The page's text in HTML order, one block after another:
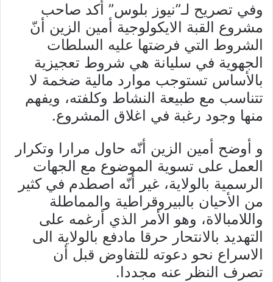
وفي تصريح لـ”نيوز بلوس” أكد صاحب
مشروع القبة الايكولوجية أمين الزين أنّ
الشروط التي فرضتها عليه السلطات
الجهوية في سليانة هي شروط تعجيزية
بالأساس تستوجب موارد مالية ضخمة لا
تتناسب مع طبيعة النشاط وكلفته، ويفهم
منها وجود رغبة في اغلاق المشروع.
و أوضح أمين الزين أنّه حاول مرارا وتكرار
العمل على تسوية الموضوع مع الجهات
الرسمية بالولاية، غير أنّه اصطدم في كثير
من الأحيان بالبيروقراطية والمماطلة
واللامبالاة، وهو الأمر الذي أرغمه على
التهديد بالانتحار حرقا مادفع بالولاية الى
الاسراع نحو دعوته للتفاوض قبل أن
تصرف النظر عنه مجددا.